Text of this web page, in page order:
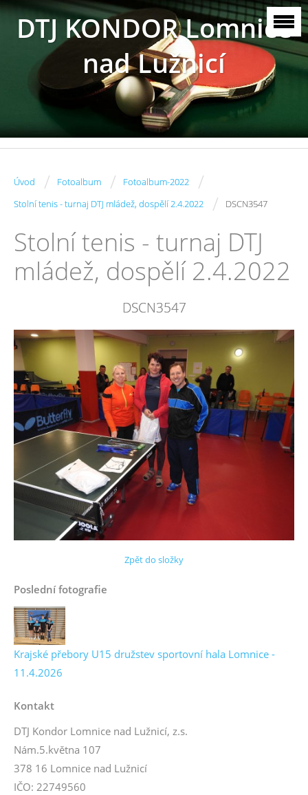
DTJ KONDOR Lomnice
nad Lužnicí
Úvod / Fotoalbum / Fotoalbum-2022 /
Stolní tenis - turnaj DTJ mládež, dospělí 2.4.2022 / DSCN3547
Stolní tenis - turnaj DTJ
mládež, dospělí 2.4.2022
DSCN3547
Zpět do složky
Poslední fotografie
Krajské přebory U15 družstev sportovní hala Lomnice -
11.4.2026
Kontakt
DTJ Kondor Lomnice nad Lužnicí, z.s.
Nám.5.května 107
378 16 Lomnice nad Lužnicí
IČO: 22749560